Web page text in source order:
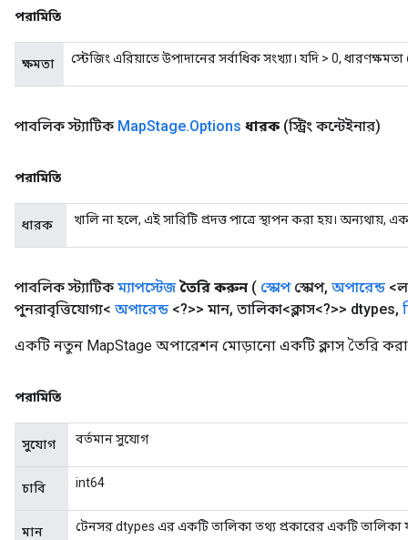
পরামিতি
ক্ষমতা স্টেজিং এরিয়াতে উপাদানের সর্বাধিক সংখ্যা। যদি > 0,
পাবলিক স্ট্যাটিক MapStage.Options ধারক (স্ট্রিং কন্টেইনার)
পরামিতি
ধারক খালি না হলে, এই সারিটি প্রদত্ত পাত্রে স্থাপন করা হয়। অন্যথায়,
পাবলিক স্ট্যাটিক ম্যাপস্টেজ তৈরি করুন ( স্কোপস্কোপ, অপারেন্ড
পুনরাবৃত্তিযোগ্য< অপারেন্ড <?>> মান, তালিকা<ক্লাস<?>> dtypes,
একটি নতুন MapStage অপারেশন মোড়ানো একটি ক্লাস তৈরি
পরামিতি
সুযোগ বর্তমান সুযোগ
চাবি int64
মান টেনসর dtypes এর একটি তালিকা তথ্য প্রকারের একটি তালিকা